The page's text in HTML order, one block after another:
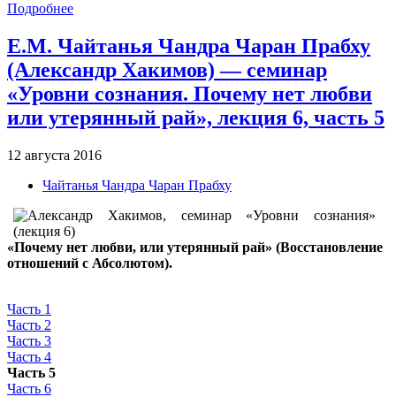
Подробнее
Е.М. Чайтанья Чандра Чаран Прабху
(Александр Хакимов) — семинар
«Уровни сознания. Почему нет любви
или утерянный рай», лекция 6, часть 5
12 августа 2016
Чайтанья Чандра Чаран Прабху
«Почему нет любви, или утерянный рай» (Восстановление
отношений с Абсолютом).
Часть 1
Часть 2
Часть 3
Часть 4
Часть 5
Часть 6